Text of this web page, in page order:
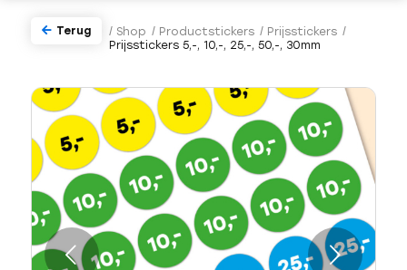
/ Shop / Productstickers / Prijsstickers /
Prijsstickers 5,-, 10,-, 25,-, 50,-, 30mm
Terug
Volgende